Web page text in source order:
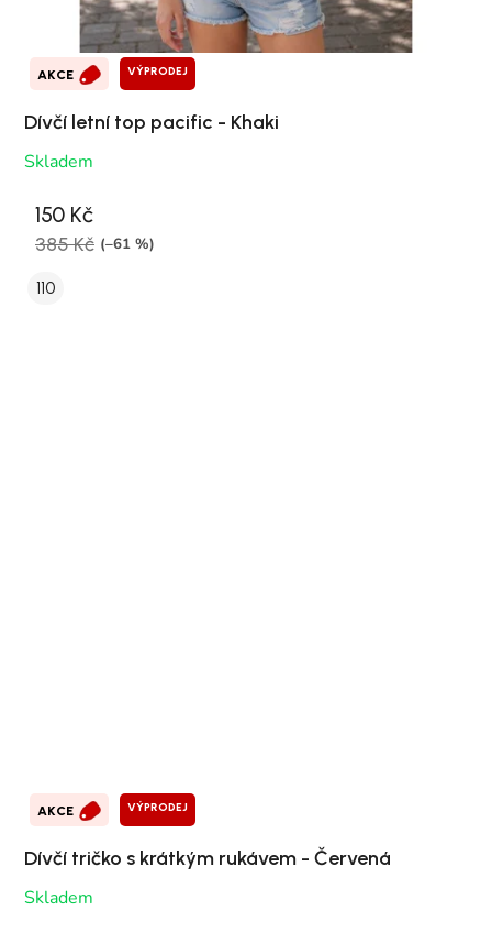
AKCE VÝPRODEJ
Dívčí letní top pacific - Khaki
Skladem
150 Kč
385 Kč (–61 %)
110
AKCE VÝPRODEJ
Dívčí tričko s krátkým rukávem - Červená
Skladem